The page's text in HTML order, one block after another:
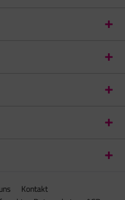
Kontakt